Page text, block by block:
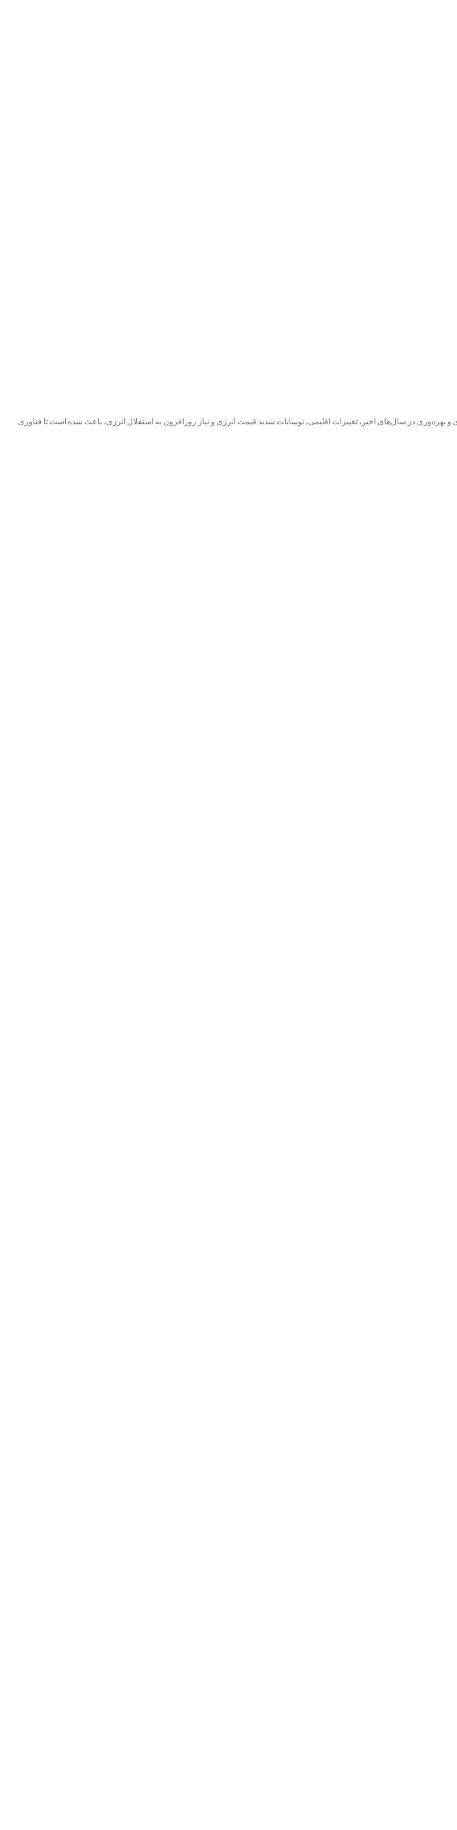
و بهره‌وری در سال‌های اخیر، تغییرات اقلیمی، نوسانات شدید قیمت انرژی و نیاز روزافزون به استقلال انرژی، باعث شده است تا فناوری